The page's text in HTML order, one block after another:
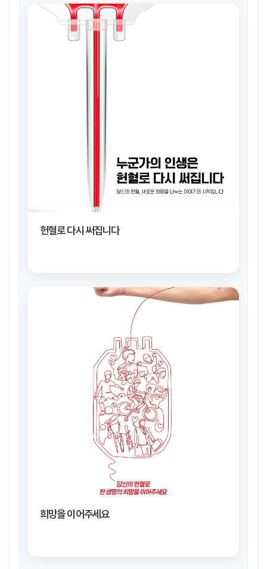
헌혈로 다시 써집니다
희망을 이어주세요